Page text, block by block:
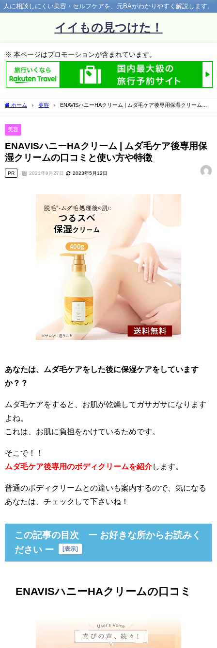
人に相談しにくい美容・セルフケアを、元BAがわかりやすく解説します。
イイもの見つけた！
※ 本ページはプロモーションが含まれています。
ホーム 美容
ENAVISハニーHAクリーム | ムダ毛ケア後専用保湿クリームの
美容
ENAVISハニーHAクリーム | ムダ毛ケア後専用保
湿クリームの口コミと使い方や特徴
PR 2021年9月27日 2023年5月12日
あなたは、ムダ毛ケアをした後に保湿ケアをしています
か？？
ムダ毛ケアをすると、お肌が乾燥してガサガサになります
よね。
これは、お肌に負担をかけているためです。
そこで！！
ムダ毛ケア後専用のボディクリームを紹介します。
普通のボディクリームとの違いも案内するので、気になる
あなたは、チェックして下さいね！
この記事の目次 ー お好きな所からお読みく
ださい ー
[表示]
ENAVISハニーHAクリームの口コミ